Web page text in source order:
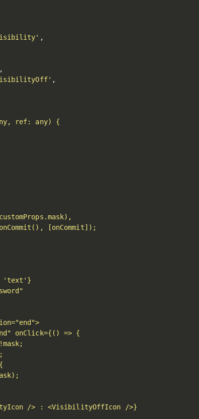
,
,
,
ref: any) {
[onCommit]);
'text'}
onClick={() => {
/> : <VisibilityOffIcon />}